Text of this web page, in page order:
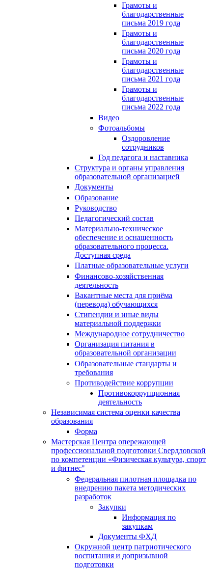
Грамоты и
благодарственные
письма 2019 года
Грамоты и
благодарственные
письма 2020 года
Грамоты и
благодарственные
письма 2021 года
Грамоты и
благодарственные
письма 2022 года
Видео
Фотоальбомы
Оздоровление
сотрудников
Год педагога и наставника
Структура и органы управления
образовательной организацией
Документы
Образование
Руководство
Педагогический состав
Материально-техническое
обеспечение и оснащенность
образовательного процесса.
Доступная среда
Платные образовательные услуги
Финансово-хозяйственная
деятельность
Вакантные места для приёма
(перевода) обучающихся
Стипендии и иные виды
материальной поддержки
Международное сотрудничество
Организация питания в
образовательной организации
Образовательные стандарты и
требования
Противодействие коррупции
Противокоррупционная
деятельность
Независимая система оценки качества
образования
Форма
Мастерская Центра опережающей
профессиональной подготовки Свердловской
по компетенции «Физическая культура, спорт
и фитнес"
Федеральная пилотная площадка по
внедрению пакета методических
разработок
Закупки
Информация по
закупкам
Документы ФХД
Окружной центр патриотического
воспитания и допризывной
подготовки